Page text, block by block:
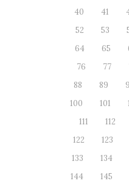
40
41
52
53
64
65
76
77
88
89
100
101
111
112
122
123
133
134
144
145